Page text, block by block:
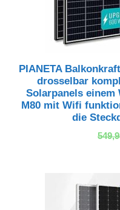
PIANETA
drosselbar
Solarpanels einem
M80 mit Wifi
die